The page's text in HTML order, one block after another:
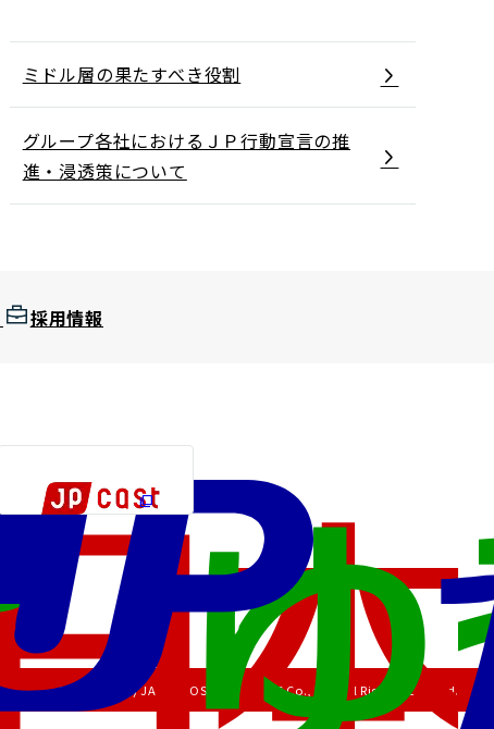
ミドル層の果たすべき役割
グループ各社におけるＪＰ行動宣言の推
進・浸透策について
採用情報
Copyright (C) JAPAN POST HOLDINGS Co., Ltd. All Rights Reserved.